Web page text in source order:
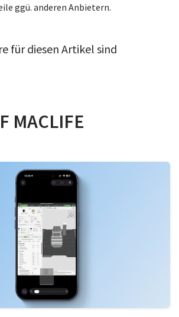
ggü. anderen Anbietern.
für diesen Artikel sind
MACLIFE